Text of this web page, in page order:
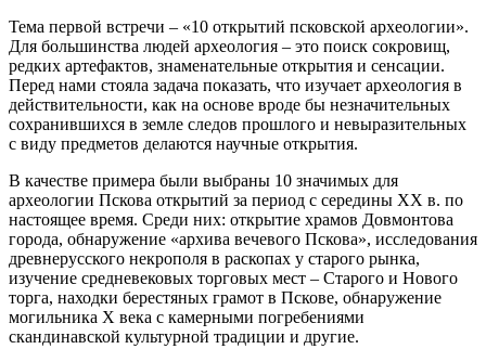
Тема первой встречи – «10 открытий псковской археологии».
Для большинства людей археология – это поиск сокровищ,
редких артефактов, знаменательные открытия и сенсации.
Перед нами стояла задача показать, что изучает археология в
действительности, как на основе вроде бы незначительных
сохранившихся в земле следов прошлого и невыразительных
с виду предметов делаются научные открытия.
В качестве примера были выбраны 10 значимых для
археологии Пскова открытий за период с середины XX в. по
настоящее время. Среди них: открытие храмов Довмонтова
города, обнаружение «архива вечевого Пскова», исследования
древнерусского некрополя в раскопах у старого рынка,
изучение средневековых торговых мест – Старого и Нового
торга, находки берестяных грамот в Пскове, обнаружение
могильника X века с камерными погребениями
скандинавской культурной традиции и другие.